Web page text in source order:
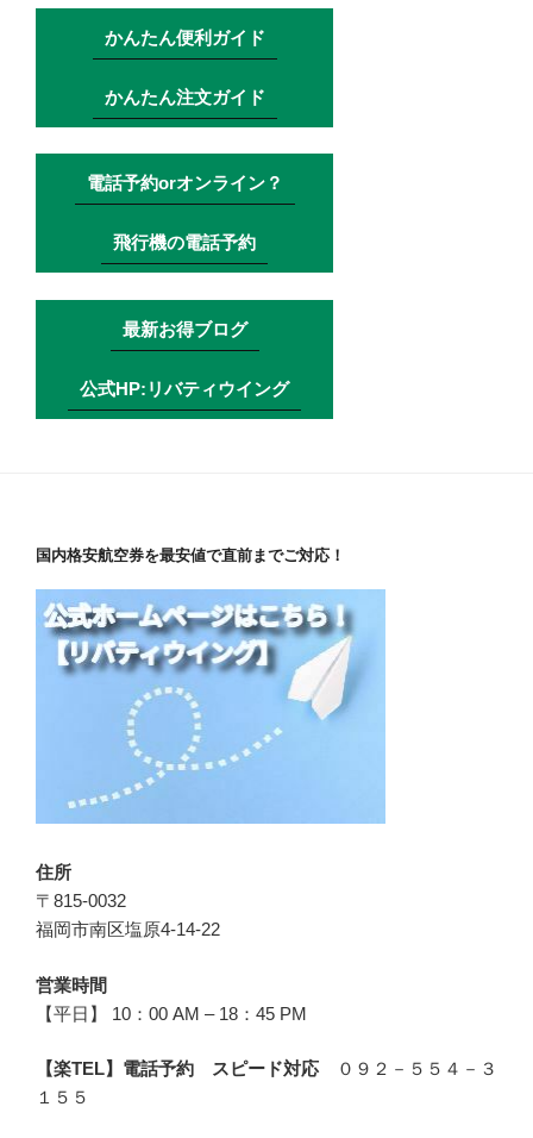
かんたん便利ガイド
かんたん注文ガイド
電話予約orオンライン？
飛行機の電話予約
最新お得ブログ
公式HP:リバティウイング
国内格安航空券を最安値で直前までご対応！
住所
〒815-0032
福岡市南区塩原4-14-22
営業時間
【平日】 10：00 AM – 18：45 PM
【楽TEL】電話予約 スピード対応
０９２－５５４－３
１５５